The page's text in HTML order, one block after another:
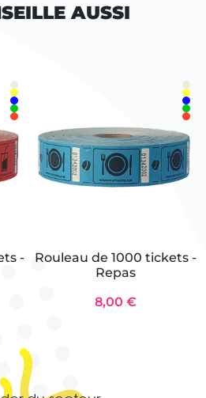
AUSSI
-
Rouleau de 1000 tickets -
Repas
8,00 €